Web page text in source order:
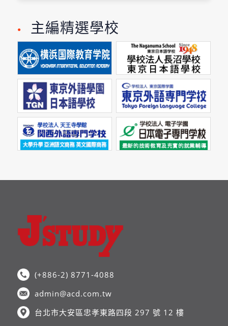
● 主編精選學校
(+886-2) 8771-4088
admin@acd.com.tw
台北市大安區忠孝東路四段 297 號 12 樓